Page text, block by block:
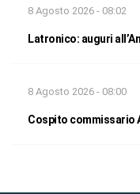
8 Agosto 2026 - 08:02
Latronico: auguri
8 Agosto 2026 - 08:00
Cospito commissario